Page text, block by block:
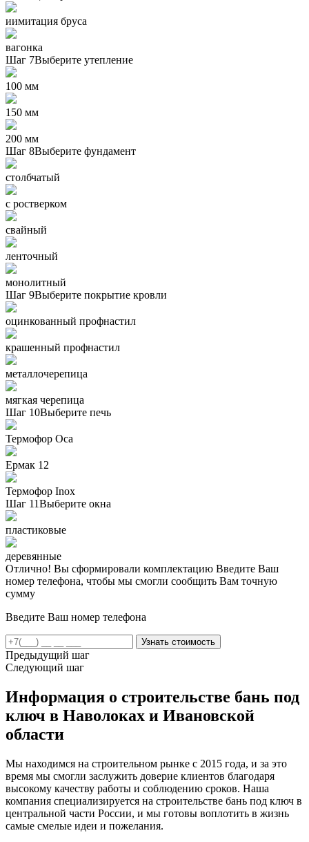
иимитация бруса
вагонка
Шаг 7Выберите утепление
100 мм
150 мм
200 мм
Шаг 8Выберите фундамент
столбчатый
с ростверком
свайный
ленточный
монолитный
Шаг 9Выберите покрытие кровли
оцинкованный профнастил
крашенный профнастил
металлочерепица
мягкая черепица
Шаг 10Выберите печь
Термофор Oса
Ермак 12
Термофор Inox
Шаг 11Выберите окна
пластиковые
деревянные
Отлично! Вы сформировали комплектацию Введите Ваш
номер телефона, чтобы мы смогли сообщить Вам точную
сумму
Введите Ваш номер телефона
Предыдущий шаг
Следующий шаг
Информация о строительстве бань под
ключ в Наволоках и Ивановской
области
Мы находимся на строительном рынке с 2015 года, и за это
время мы смогли заслужить доверие клиентов благодаря
высокому качеству работы и соблюдению сроков. Наша
компания специализируется на строительстве бань под ключ в
центральной части России, и мы готовы воплотить в жизнь
самые смелые идеи и пожелания.